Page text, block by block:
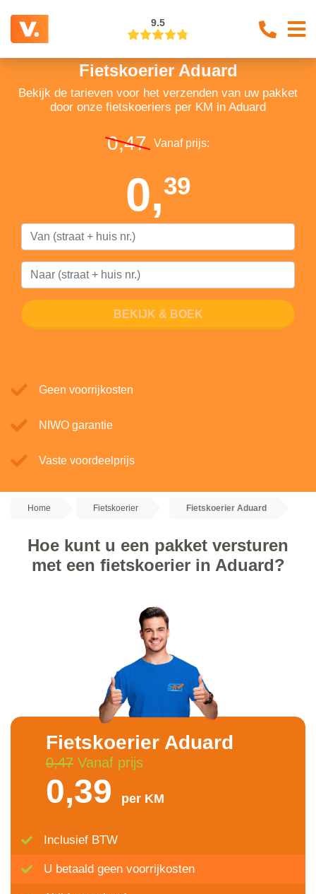
9.5
Fietskoerier Aduard
Bekijk de tarieven voor het verzenden van uw pakket
door onze fietskoeriers per KM in Aduard
0,47 Vanaf prijs:
0,39
BEKIJK & BOEK
Geen voorrijkosten
NIWO garantie
Vaste voordeelprijs
Home Fietskoerier Fietskoerier Aduard
Hoe kunt u een pakket versturen
met een fietskoerier in Aduard?
Fietskoerier Aduard
0,47Vanaf prijs
0,39 per KM
Inclusief BTW
U betaald geen voorrijkosten